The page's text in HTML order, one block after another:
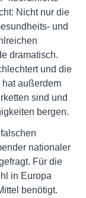
Nicht nur die
und
dramatisch.
und die
außerdem
sind und
bergen.
nationaler
Für die
in Europa
benötigt.